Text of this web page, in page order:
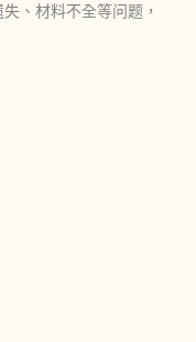
、材料不全等问题，